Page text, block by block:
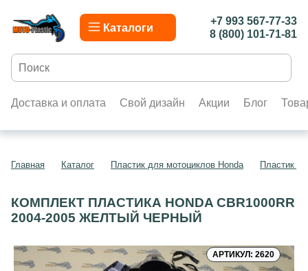
Каталоги
+7 993 567-77-33
8 (800) 101-71-81
Доставка и оплата Свой дизайн Акции Блог
Главная Каталог Пластик для мотоциклов Honda Пластик
КОМПЛЕКТ ПЛАСТИКА HONDA CBR1000RR
2004-2005 ЖЕЛТЫЙ ЧЕРНЫЙ
АРТИКУЛ: 2620